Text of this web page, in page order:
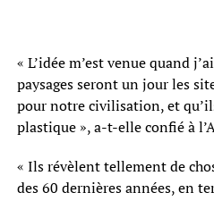
« L’idée m’est venue quand
paysages seront un jour les
pour notre civilisation, et
plastique », a-t-elle confié à
« Ils révèlent tellement de
des 60 dernières années, en